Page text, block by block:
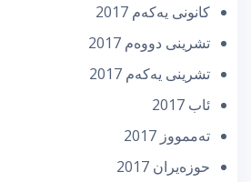
كانونی یه‌كه‌م 2017
تشرینی دووه‌م 2017
تشرینی یه‌كه‌م 2017
ئاب 2017
تەممووز 2017
حوزه‌یران 2017